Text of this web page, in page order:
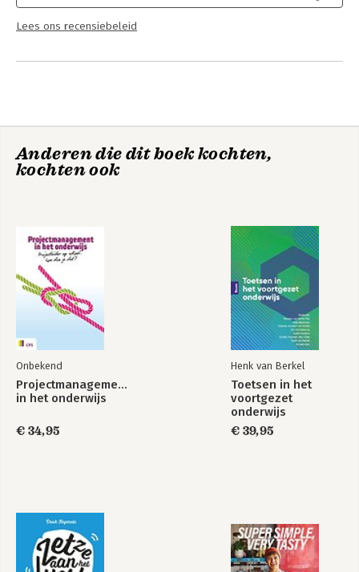
Lees ons recensiebeleid
Anderen die dit boek kochten,
kochten ook
Onbekend
Projectmanagement
in het onderwijs
€ 34,95
Henk van Berkel
Toetsen in het
voortgezet
onderwijs
€ 39,95